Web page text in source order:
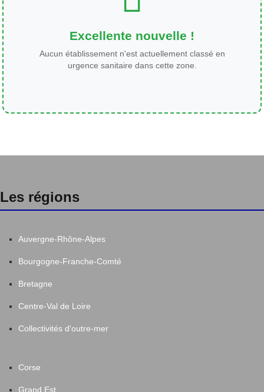
Excellente nouvelle !
Aucun établissement n'est actuellement classé en
urgence sanitaire dans cette zone.
Les régions
Auvergne-Rhône-Alpes
Bourgogne-Franche-Comté
Bretagne
Centre-Val de Loire
Collectivités d'outre-mer
Corse
Grand Est